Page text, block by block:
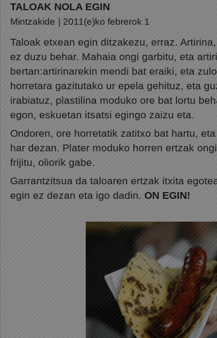
TALOAK NOLA EGIN
Mintzakide | 2011(e)ko febrerok 1
Taloak etxean egin ditzakezu, erraz.
ez duzu behar. Mahaia ongi garbitu, eta
bertan:artirinarekin mendi bat eraiki, eta
horretara gazitutako ur epela gehituz, eta
irabiatuz, plastilina moduko ore bat lortu
egon, eskuetan itsatsi egingo zaizu eta.
Ondoren, ore horretatik zatitxo bat hartu,
har dezan. Plater moduko horren ertzak
frijitu, oliorik gabe.
Garrantzitsua da taloaren ertzak itxita
egin ez dezan eta igo dadin. ON EGIN!